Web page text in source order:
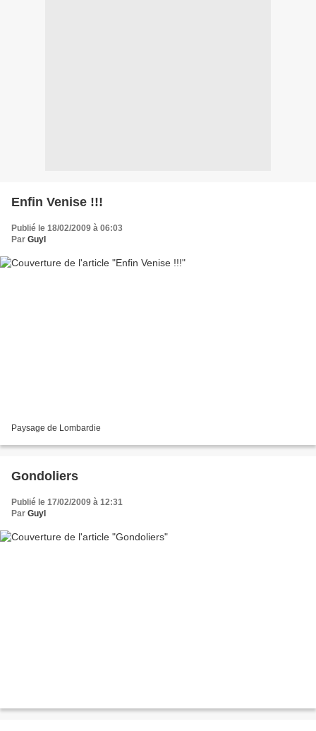
Enfin Venise !!!
Publié le 18/02/2009 à 06:03
Par Guyl
Paysage de Lombardie
Gondoliers
Publié le 17/02/2009 à 12:31
Par Guyl